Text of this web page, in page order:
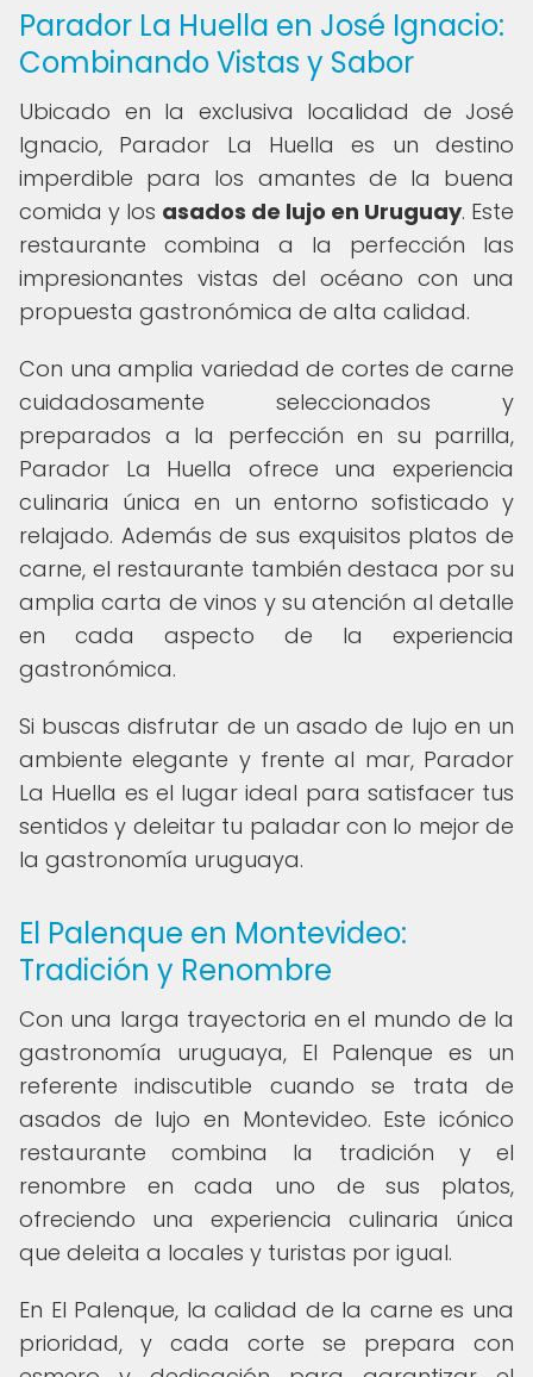
Parador La Huella en José Ignacio:
Combinando Vistas y Sabor
Ubicado en la exclusiva localidad de José
Ignacio, Parador La Huella es un destino
imperdible para los amantes de la buena
comida y los asados de lujo en Uruguay. Este
restaurante combina a la perfección las
impresionantes vistas del océano con una
propuesta gastronómica de alta calidad.
Con una amplia variedad de cortes de carne
cuidadosamente seleccionados y
preparados a la perfección en su parrilla,
Parador La Huella ofrece una experiencia
culinaria única en un entorno sofisticado y
relajado. Además de sus exquisitos platos de
carne, el restaurante también destaca por su
amplia carta de vinos y su atención al detalle
en cada aspecto de la experiencia
gastronómica.
Si buscas disfrutar de un asado de lujo en un
ambiente elegante y frente al mar, Parador
La Huella es el lugar ideal para satisfacer tus
sentidos y deleitar tu paladar con lo mejor de
la gastronomía uruguaya.
El Palenque en Montevideo:
Tradición y Renombre
Con una larga trayectoria en el mundo de la
gastronomía uruguaya, El Palenque es un
referente indiscutible cuando se trata de
asados de lujo en Montevideo. Este icónico
restaurante combina la tradición y el
renombre en cada uno de sus platos,
ofreciendo una experiencia culinaria única
que deleita a locales y turistas por igual.
En El Palenque, la calidad de la carne es una
prioridad, y cada corte se prepara con